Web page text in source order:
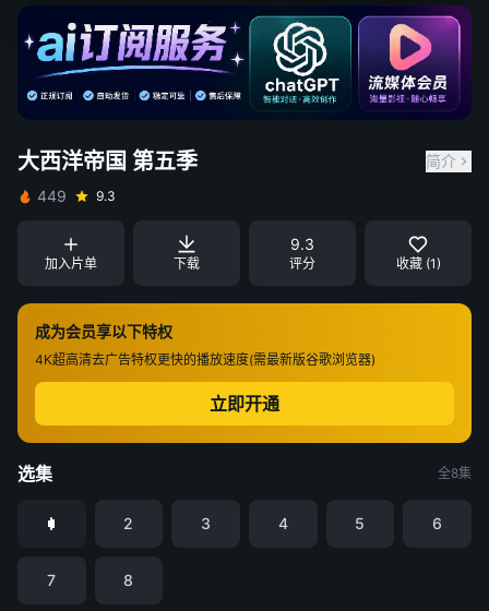
大西洋帝国 第五季
简介
449
9.3
加入片单 下载
9.3
评分 收藏 (1)
成为会员享以下特权
4K超高清去广告特权更快的播放速度(需最新版谷歌浏览器)
立即开通
选集 全8集
2 3 4 5 6
7 8